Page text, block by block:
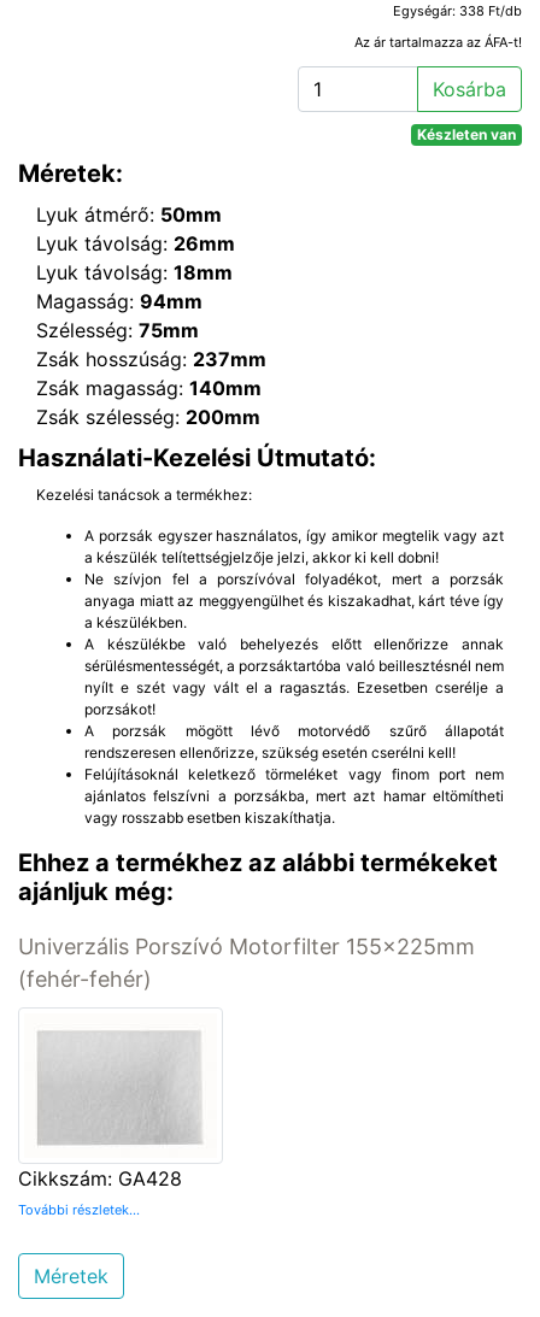
Egységár: 338 Ft/db
Az ár tartalmazza az ÁFA-t!
Kosárba
Készleten van
Méretek:
Lyuk átmérő: 50mm
Lyuk távolság: 26mm
Lyuk távolság: 18mm
Magasság: 94mm
Szélesség: 75mm
Zsák hosszúság: 237mm
Zsák magasság: 140mm
Zsák szélesség: 200mm
Használati-Kezelési Útmutató:
Kezelési tanácsok a termékhez:
A porzsák egyszer használatos, így amikor megtelik vagy azt
a készülék telítettségjelzője jelzi, akkor ki kell dobni!
Ne szívjon fel a porszívóval folyadékot, mert a porzsák
anyaga miatt az meggyengülhet és kiszakadhat, kárt téve így
a készülékben.
A készülékbe való behelyezés előtt ellenőrizze annak
sérülésmentességét, a porzsáktartóba való beillesztésnél nem
nyílt e szét vagy vált el a ragasztás. Ezesetben cserélje a
porzsákot!
A porzsák mögött lévő motorvédő szűrő állapotát
rendszeresen ellenőrizze, szükség esetén cserélni kell!
Felújításoknál keletkező törmeléket vagy finom port nem
ajánlatos felszívni a porzsákba, mert azt hamar eltömítheti
vagy rosszabb esetben kiszakíthatja.
Ehhez a termékhez az alábbi termékeket
ajánljuk még:
Univerzális Porszívó Motorfilter 155x225mm
(fehér-fehér)
Cikkszám: GA428
További részletek...
Méretek